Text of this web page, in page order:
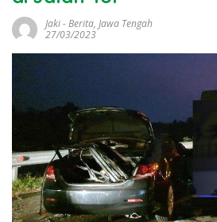
Jaki-Berita, Jawa Tengah
27/03/2023